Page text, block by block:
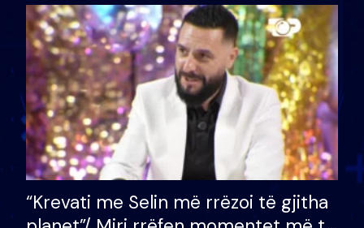
divorci apo jo?
“Krevati me Selin më rrëzoi të gjitha